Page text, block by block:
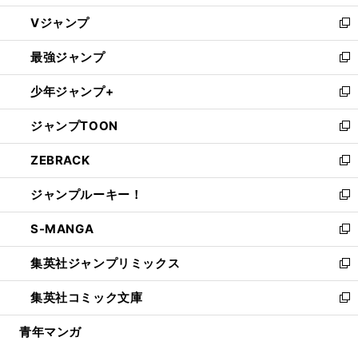
ウ
ィ
ン
ド
ウ
で
開
く
し
い
ウ
ィ
ン
ド
ウ
で
開
く
Vジャンプ
新
し
い
ウ
ィ
ン
ド
ウ
で
開
く
最強ジャンプ
新
し
い
ウ
ィ
ン
ド
ウ
で
開
く
少年ジャンプ+
新
し
い
ウ
ィ
ン
ド
ウ
で
開
く
ジャンプTOON
新
し
い
ウ
ィ
ン
ド
ウ
で
開
く
ZEBRACK
新
し
い
ウ
ィ
ン
ド
ウ
で
開
ジャンプルーキー！
新
し
い
ウ
ィ
ン
ド
ウ
S-MANGA
新
し
い
ウ
ィ
ン
集英社ジャンプリミックス
新
し
い
ウ
集英社コミック文庫
新
し
青年マンガ